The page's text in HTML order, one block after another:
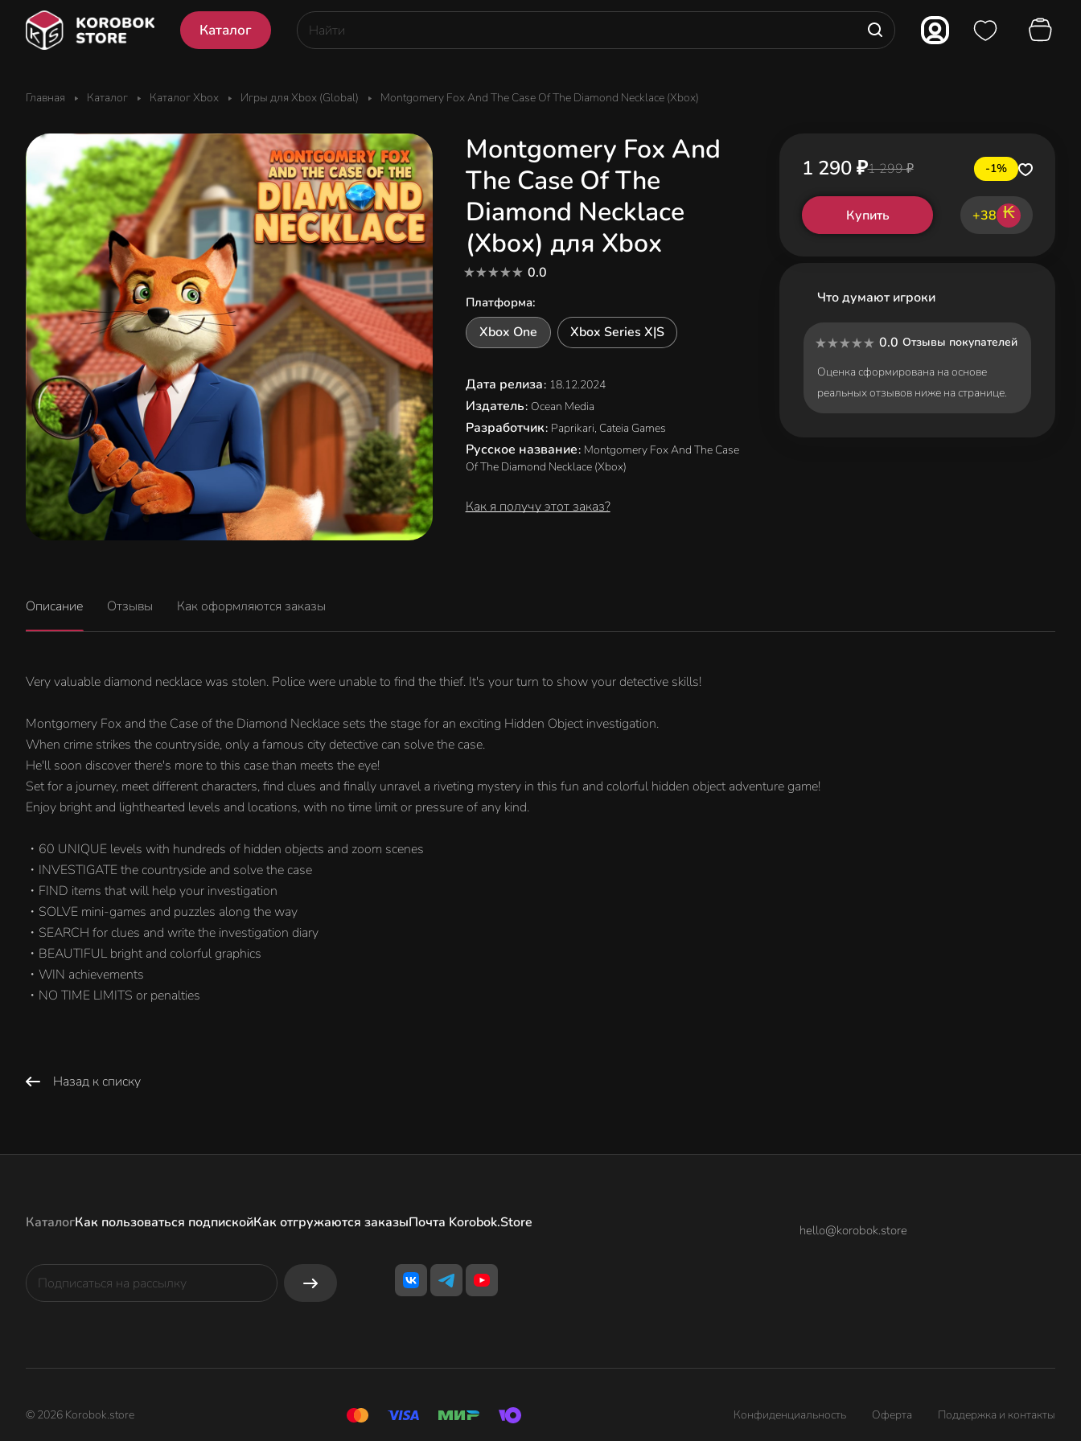
Каталог
Главная Каталог Каталог Xbox Игры для Xbox (Global) Montgomery Fox And The Case Of The Diamond Necklace (Xbox)
Montgomery Fox And
The Case Of The
Diamond Necklace
(Xbox) для Xbox
0.0
Платформа:
Xbox One Xbox Series X|S
Дата релиза: 18.12.2024
Издатель: Ocean Media
Разработчик: Paprikari, Cateia Games
Русское название: Montgomery Fox And The Case
Of The Diamond Necklace (Xbox)
Как я получу этот заказ?
1 290 ₽1 299 ₽ -1%
Купить +38 ₭
Что думают игроки
0.0 Отзывы покупателей
Оценка сформирована на основе
реальных отзывов ниже на странице.
Описание Отзывы Как оформляются заказы
Very valuable diamond necklace was stolen. Police were unable to find the thief. It's your turn to show your detective skills!
Montgomery Fox and the Case of the Diamond Necklace sets the stage for an exciting Hidden Object investigation.
When crime strikes the countryside, only a famous city detective can solve the case.
He'll soon discover there's more to this case than meets the eye!
Set for a journey, meet different characters, find clues and finally unravel a riveting mystery in this fun and colorful hidden object adventure game!
Enjoy bright and lighthearted levels and locations, with no time limit or pressure of any kind.
・60 UNIQUE levels with hundreds of hidden objects and zoom scenes
・INVESTIGATE the countryside and solve the case
・FIND items that will help your investigation
・SOLVE mini-games and puzzles along the way
・SEARCH for clues and write the investigation diary
・BEAUTIFUL bright and colorful graphics
・WIN achievements
・NO TIME LIMITS or penalties
Назад к списку
КаталогКак пользоваться подпискойКак отгружаются заказыПочта Korobok.Store hello@korobok.store
© 2026 Korobok.store Конфиденциальность Оферта Поддержка и контакты